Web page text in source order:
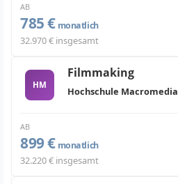
AB
785 € monatlich
32.970 € insgesamt
HM
Filmmaking
Hochschule Macromedia
AB
899 € monatlich
32.220 € insgesamt